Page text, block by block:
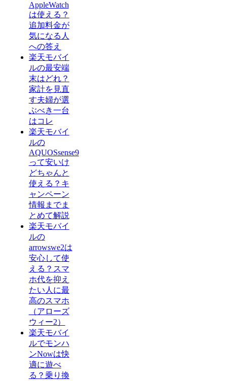
AppleWatch
は使える？
追加料金が
気になる人
への答え
楽天モバイ
ルの最安端
末はどれ？
家計を見直
す夫婦が選
ぶべき一台
はコレ
楽天モバイ
ルの
AQUOSsense9
って安いけ
どちゃんと
使える？キ
ャンペーン
情報までま
とめて解説
楽天モバイ
ルの
arrowswe2は
安心して使
える？スマ
ホ代を抑え
たい人に最
高のスマホ
（アローズ
ウィー2）
楽天モバイ
ルでモンハ
ンNowは快
適に遊べ
る？乗り換